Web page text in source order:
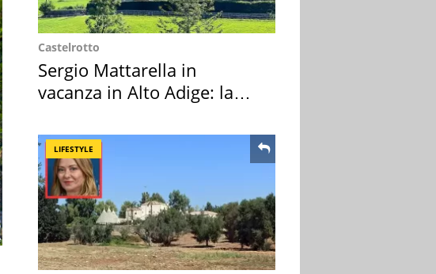
Castelrotto
Sergio Mattarella in
vacanza in Alto Adige: la
LIFESTYLE